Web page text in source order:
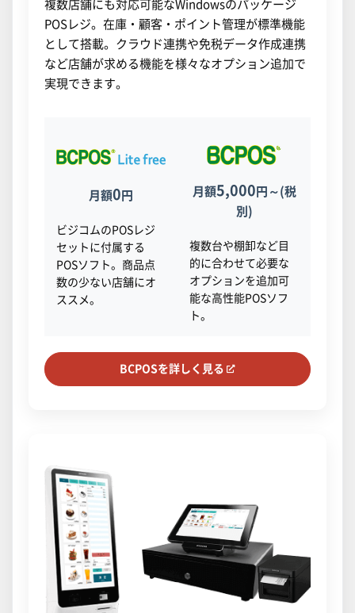
複数店舗にも対応可能なWindowsのパッケージ
POSレジ。在庫・顧客・ポイント管理が標準機能
として搭載。クラウド連携や免税データ作成連携
など店舗が求める機能を様々なオプション追加で
実現できます。
月額0 円
ビジコムのPOSレジ
セットに付属する
POSソフト。商品点
数の少ない店舗にオ
ススメ。
月額5,000 円～(税
別)
複数台や棚卸など目
的に合わせて必要な
オプションを追加可
能な高性能POSソフ
ト。
BCPOSを詳しく見る